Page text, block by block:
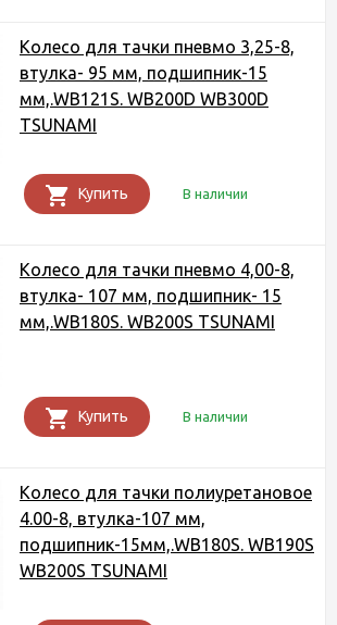
Колесо для тачки пневмо 3,25-8,
втулка- 95 мм, подшипник-15
мм,.WB121S. WB200D WB300D
TSUNAMI
Купить В наличии
Колесо для тачки пневмо 4,00-8,
втулка- 107 мм, подшипник- 15
мм,.WB180S. WB200S TSUNAMI
Купить В наличии
Колесо для тачки полиуретановое
4.00-8, втулка-107 мм,
подшипник-15мм,.WB180S. WB190S
WB200S TSUNAMI